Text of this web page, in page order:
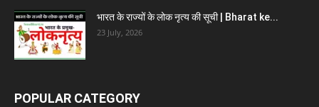
भारत के राज्यों के लोक नृत्य की सूची | Bharat ke...
23 July, 2026
POPULAR CATEGORY